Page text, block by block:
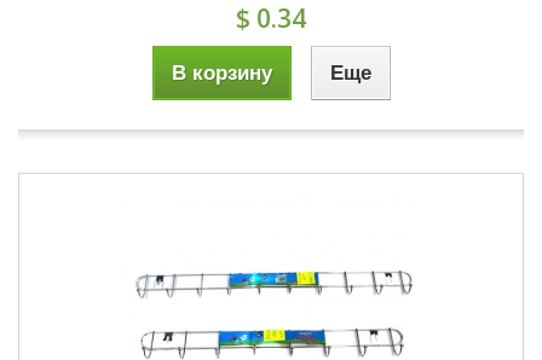
$ 0.34
В корзину Еще